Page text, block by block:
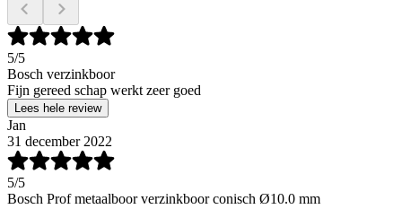
5/5
Bosch verzinkboor
Fijn gereed schap werkt zeer goed
Lees hele review
Jan
31 december 2022
5/5
Bosch Prof metaalboor verzinkboor conisch Ø10.0 mm